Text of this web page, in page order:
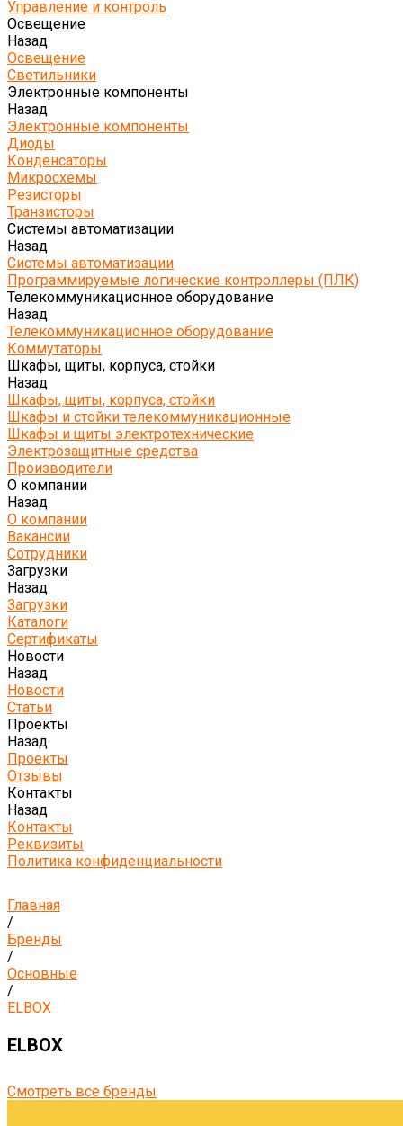
Управление и контроль
Освещение
Назад
Освещение
Светильники
Электронные компоненты
Назад
Электронные компоненты
Диоды
Конденсаторы
Микросхемы
Резисторы
Транзисторы
Системы автоматизации
Назад
Системы автоматизации
Программируемые логические контроллеры (ПЛК)
Телекоммуникационное оборудование
Назад
Телекоммуникационное оборудование
Коммутаторы
Шкафы, щиты, корпуса, стойки
Назад
Шкафы, щиты, корпуса, стойки
Шкафы и стойки телекоммуникационные
Шкафы и щиты электротехнические
Электрозащитные средства
Производители
О компании
Назад
О компании
Вакансии
Сотрудники
Загрузки
Назад
Загрузки
Каталоги
Сертификаты
Новости
Назад
Новости
Статьи
Проекты
Назад
Проекты
Отзывы
Контакты
Назад
Контакты
Реквизиты
Политика конфиденциальности
Главная
/
Бренды
/
Основные
/
ELBOX
ELBOX
Смотреть все бренды